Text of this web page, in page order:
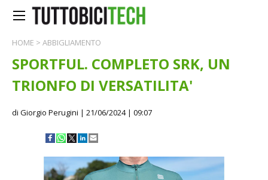
HOME > ABBIGLIAMENTO
SPORTFUL. COMPLETO SRK, UN
TRIONFO DI VERSATILITA'
di Giorgio Perugini | 21/06/2024 | 09:07